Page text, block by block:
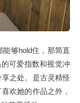
够hold住，那简直
可爱指数和视觉冲
之处。是古灵精怪
欢她的作品之外，